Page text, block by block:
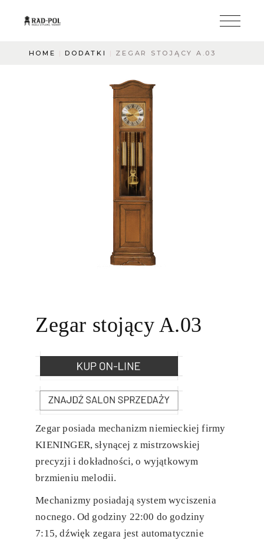
HOME DODATKI ZEGAR STOJĄCY A.03
Zegar stojący A.03
Zegar posiada mechanizm niemieckiej firmy
KIENINGER, słynącej z mistrzowskiej
precyzji i dokładności, o wyjątkowym
brzmieniu melodii.
Mechanizmy posiadają system wyciszenia
nocnego. Od godziny 22:00 do godziny
7:15, dźwięk zegara jest automatycznie